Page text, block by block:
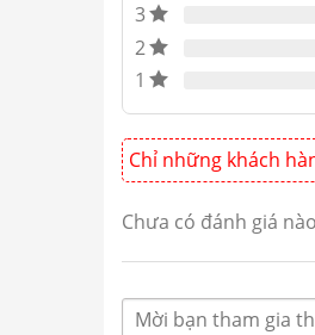
3
2
1
Chỉ những khách
Chưa có đánh giá